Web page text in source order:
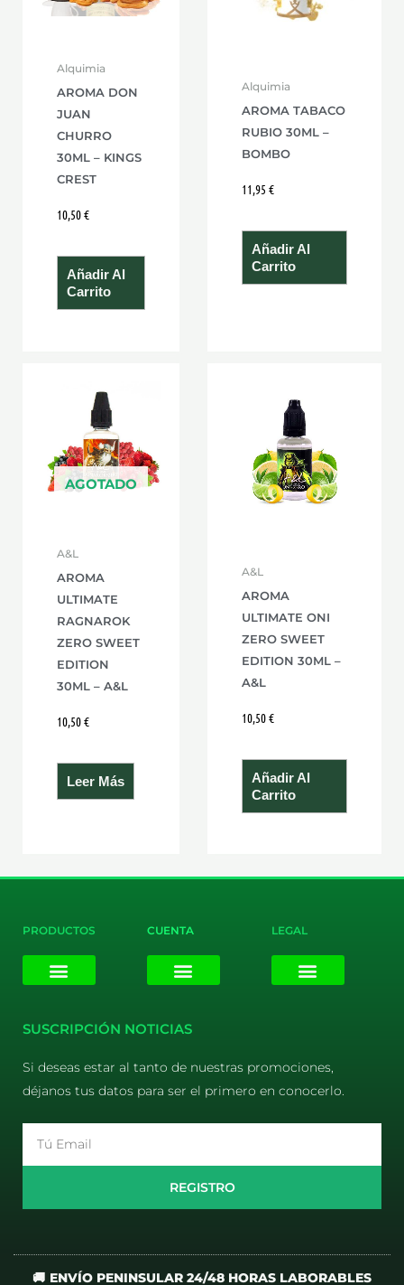
Alquimia
AROMA DON
JUAN
CHURRO
30ML – KINGS
CREST
10,50€
Añadir Al
Carrito
Alquimia
AROMA TABACO
RUBIO 30ML –
BOMBO
11,95 €
Añadir Al
Carrito
AGOTADO
A&L
AROMA
ULTIMATE
RAGNAROK
ZERO SWEET
EDITION
30ML – A&L
10,50€
Leer Más
A&L
AROMA
ULTIMATE ONI
ZERO SWEET
EDITION 30ML –
A&L
10,50€
Añadir Al
Carrito
PRODUCTOS CUENTA LEGAL
SUSCRIPCIÓN NOTICIAS
Si deseas estar al tanto de nuestras promociones,
déjanos tus datos para ser el primero en conocerlo.
REGISTRO
🚚 ENVÍO PENINSULAR 24/48 HORAS LABORABLES